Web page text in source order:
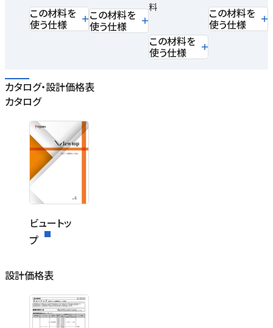
この材料を
使う仕様
この材料を
使う仕様
料
この材料を
使う仕様
この材料を
使う仕様
カタログ・設計価格表
カタログ
ビュートッ
プ
設計価格表